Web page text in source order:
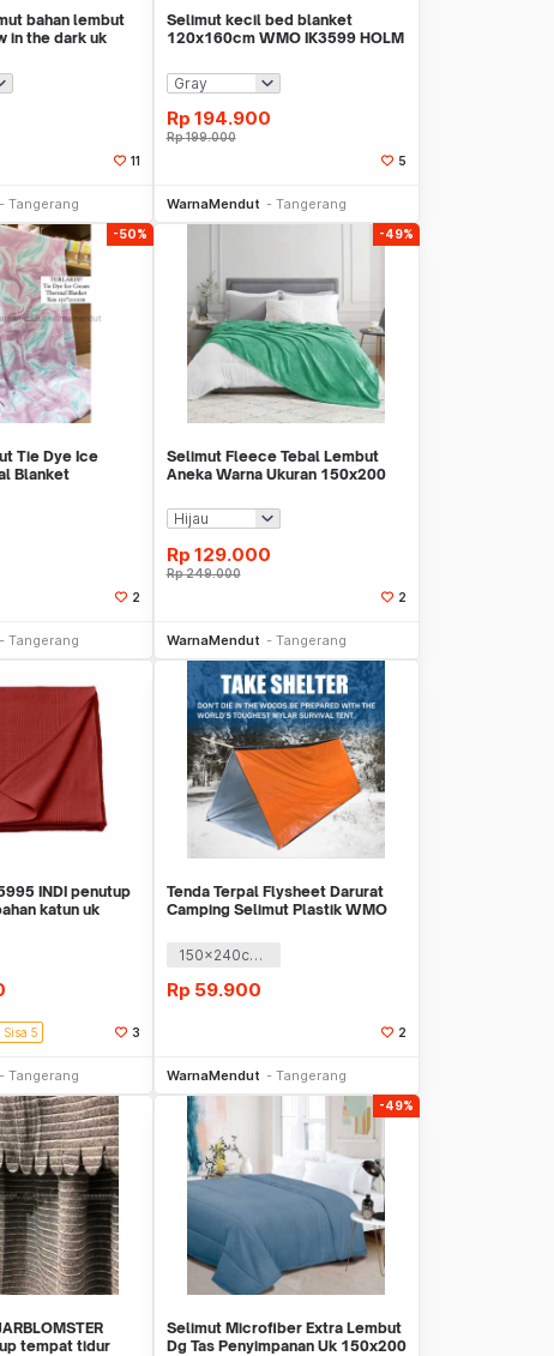
bahan lembut
in the dark uk
11
Tangerang
Selimut kecil bed blanket
120x160cm WMO IK3599 HOLM
Rp 194.900
Rp199.000
5
WarnaMendut Tangerang
-50%
Tie Dye Ice
Blanket
2
Tangerang
-49%
Selimut Fleece Tebal Lembut
Aneka Warna Ukuran 150x200
Rp 129.000
Rp249.000
2
WarnaMendut Tangerang
INDI penutup
katun uk
Sisa 5 3
Tangerang
Tenda Terpal Flysheet Darurat
Camping Selimut Plastik WMO
150x240cm orange
Rp 59.900
2
WarnaMendut Tangerang
tempat tidur
-49%
Selimut Microfiber Extra Lembut
Dg Tas Penyimpanan Uk 150x200